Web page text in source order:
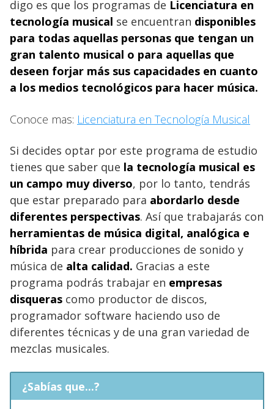
digo es que los programas de Licenciatura en
tecnología musical se encuentran disponibles
para todas aquellas personas que tengan un
gran talento musical o para aquellas que
deseen forjar más sus capacidades en cuanto
a los medios tecnológicos para hacer música.
Conoce mas: Licenciatura en Tecnología Musical
Si decides optar por este programa de estudio
tienes que saber que la tecnología musical es
un campo muy diverso, por lo tanto, tendrás
que estar preparado para abordarlo desde
diferentes perspectivas. Así que trabajarás con
herramientas de música digital, analógica e
híbrida para crear producciones de sonido y
música de alta calidad. Gracias a este
programa podrás trabajar en empresas
disqueras como productor de discos,
programador software haciendo uso de
diferentes técnicas y de una gran variedad de
mezclas musicales.
¿Sabías que...?